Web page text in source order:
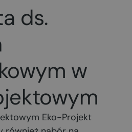
ds.
w
Eko-Projekt